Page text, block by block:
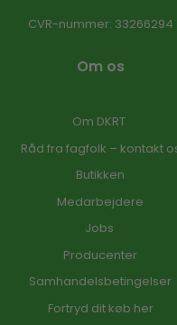
CVR-nummer: 33266294
Om os
Om DKRT
Råd fra fagfolk – kontakt
Butikken
Medarbejdere
Jobs
Producenter
Samhandelsbetingelser
Fortryd dit køb her